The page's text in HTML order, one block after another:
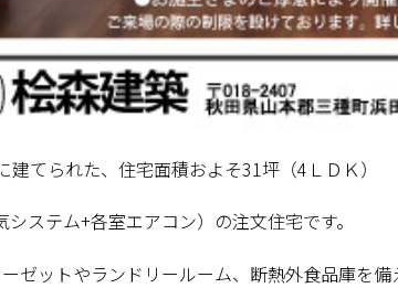
建てられた、住宅面積およそ31坪（4ＬＤＫ）
ステム+各室エアコン）の注文住宅です。
ゼットやランドリールーム、断熱外食品庫を